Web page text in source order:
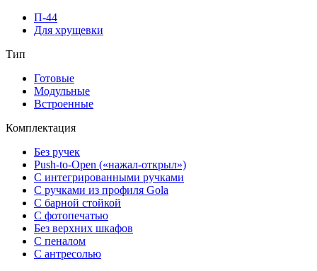
П-44
Для хрущевки
Тип
Готовые
Модульные
Встроенные
Комплектация
Без ручек
Push-to-Open («нажал-открыл»)
С интегрированными ручками
С ручками из профиля Gola
С барной стойкой
С фотопечатью
Без верхних шкафов
С пеналом
С антресолью